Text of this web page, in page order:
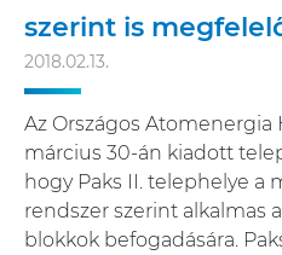
szerint is
2018.02.13.
Az Országos Atomenergia
március 30-án kiadott
hogy Paks II. telephelye a
rendszer szerint alkalmas
blokkok befogadására.